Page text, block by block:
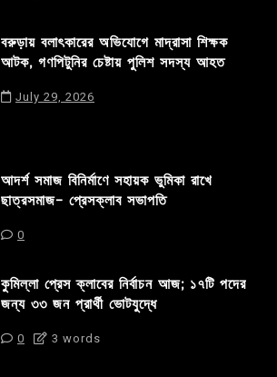
বরুড়ায় বলাৎকারের অভিযোগে মাদ্রাসা শিক্ষক
আটক, গণপিটুনির চেষ্টায় পুলিশ সদস্য আহত
July 29, 2026
আদর্শ সমাজ বিনির্মাণে সহায়ক ভুমিকা রাখে
ছাত্রসমাজ- প্রেসক্লাব সভাপতি
0
কুমিল্লা প্রেস ক্লাবের নির্বাচন আজ; ১৭টি পদের
জন্য ৩৩ জন প্রার্থী ভোটযুদ্ধে
0 3 words